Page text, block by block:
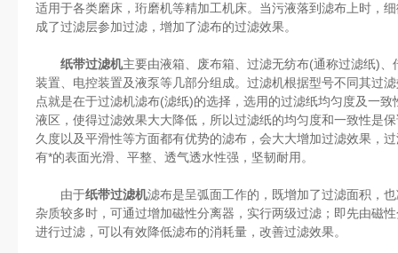
适用于各类磨床，珩磨机等精加工机床。当污液落到滤布上时，
成了过滤层参加过滤，增加了滤布的过滤效果。
纸带过滤机主要由液箱、废布箱、过滤无纺布(通称过滤纸)
装置、电控装置及液泵等几部分组成。过滤机根据型号不同其过
点就是在于过滤机滤布(滤纸)的选择，选用的过滤纸均匀度及一
液区，使得过滤效果大大降低，所以过滤纸的均匀度和一致性是
久度以及平滑性等方面都有优势的滤布，会大大增加过滤效果，
有*的表面光滑、平整、透气透水性强，坚韧耐用。
由于纸带过滤机滤布是呈弧面工作的，既增加了过滤面积，
杂质较多时，可通过增加磁性分离器，实行两级过滤；即先由磁
进行过滤，可以有效降低滤布的消耗量，改善过滤效果。